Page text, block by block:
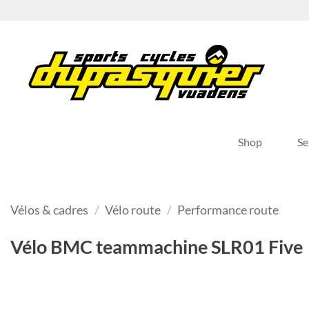
Shop
Vélos & cadres / Vélo route / Performance route
Vélo BMC teammachine SLR01 Five